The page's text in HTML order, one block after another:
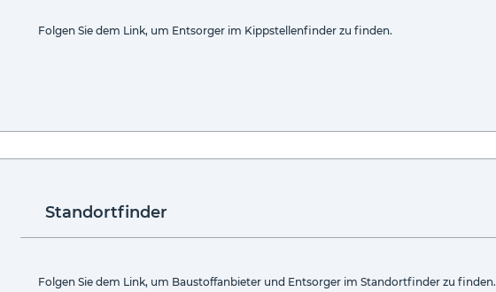
Folgen Sie dem Link, um Entsorger im Kippstellenfinder zu finden.
Standortfinder
Folgen Sie dem Link, um Baustoffanbieter und Entsorger im Standortfinder zu finden.